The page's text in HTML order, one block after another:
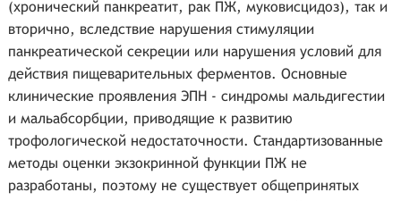
(хронический панкреатит, рак ПЖ, муковисцидоз), так и
вторично, вследствие нарушения стимуляции
панкреатической секреции или нарушения условий для
действия пищеварительных ферментов. Основные
клинические проявления ЭПН - синдромы мальдигестии
и мальабсорбции, приводящие к развитию
трофологической недостаточности. Стандартизованные
методы оценки экзокринной функции ПЖ не
разработаны, поэтому не существует общепринятых